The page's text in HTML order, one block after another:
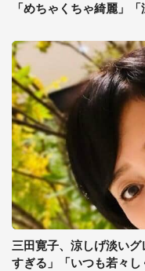
「めちゃくちゃ綺麗」
三田寛子、涼しげ淡い
すぎる」「いつも若々し